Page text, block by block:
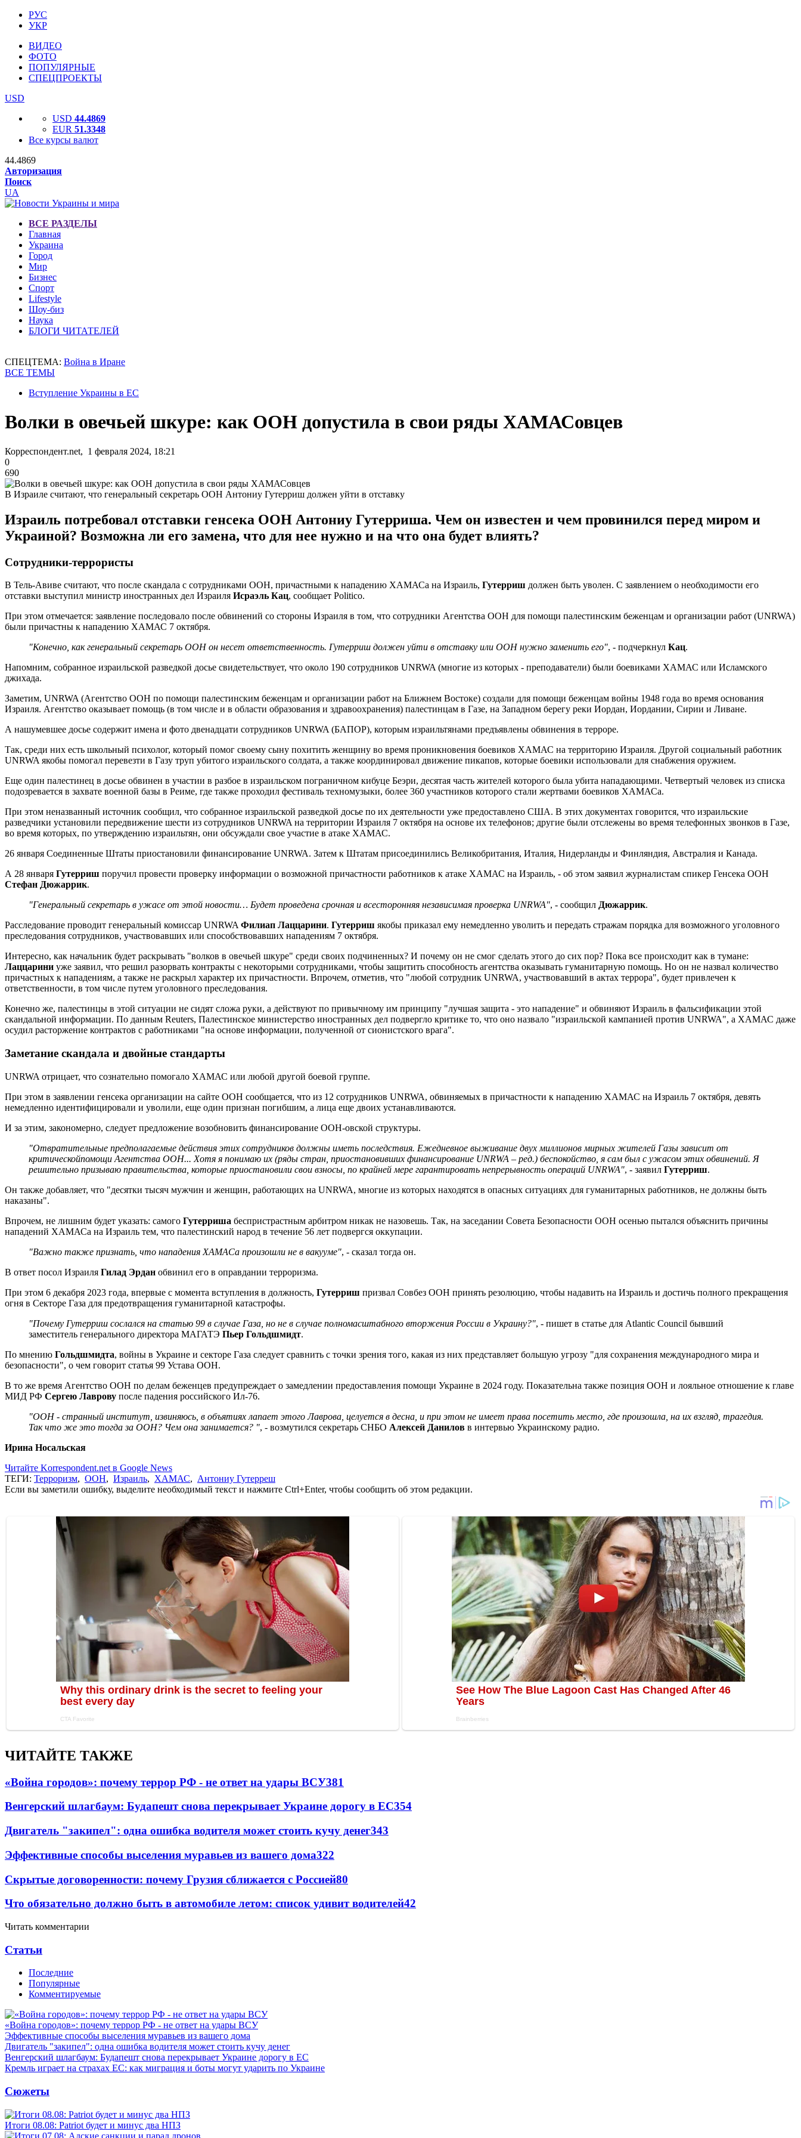
РУС
УКР
ВИДЕО
ФОТО
ПОПУЛЯРНЫЕ
СПЕЦПРОЕКТЫ
USD
USD 44.4869
EUR 51.3348
Все курсы валют
44.4869
Авторизация
Поиск
UA
ВСЕ РАЗДЕЛЫ
Главная
Украина
Город
Мир
Бизнес
Спорт
Lifestyle
Шоу-биз
Наука
БЛОГИ ЧИТАТЕЛЕЙ
СПЕЦТЕМА: Война в Иране
ВСЕ ТЕМЫ
Вступление Украины в ЕС
Волки в овечьей шкуре: как ООН допустила в свои ряды ХАМАСовцев
Корреспондент.net, 1 февраля 2024, 18:21
0
690
В Израиле считают, что генеральный секретарь ООН Антониу Гутерриш должен уйти в отставку
Израиль потребовал отставки генсека ООН Антониу Гутерриша. Чем он известен и чем провинился перед миром и
Украиной? Возможна ли его замена, что для нее нужно и на что она будет влиять?
Сотрудники-террористы
В Тель-Авиве считают, что после скандала с сотрудниками ООН, причастными к нападению ХАМАСа на Израиль, Гутерриш должен быть уволен. С заявлением о необходимости его
отставки выступил министр иностранных дел Израиля Исраэль Кац, сообщает Politico.
При этом отмечается: заявление последовало после обвинений со стороны Израиля в том, что сотрудники Агентства ООН для помощи палестинским беженцам и организации работ (UNRWA)
были причастны к нападению ХАМАС 7 октября.
"Конечно, как генеральный секретарь ООН он несет ответственность. Гутерриш должен уйти в отставку или ООНнужно заменить его", - подчеркнул Кац.
Напомним, собранное израильской разведкой досье свидетельствует, что около 190 сотрудников UNRWA (многие из которых - преподаватели) были боевиками ХАМАС или Исламского
джихада.
Заметим, UNRWA (Агентство ООН по помощи палестинским беженцам и организации работ на Ближнем Востоке) создали для помощи беженцам войны 1948 года во время основания
Израиля. Агентство оказывает помощь (в том числе и в области образования и здравоохранения) палестинцам в Газе, на Западном берегу реки Иордан, Иордании, Сирии и Ливане.
А нашумевшее досье содержит имена и фото двенадцати сотрудников UNRWA (БАПОР), которым израильтянами предъявлены обвинения в терроре.
Так, среди них есть школьный психолог, который помог своему сыну похитить женщину во время проникновения боевиков ХАМАС на территорию Израиля. Другой социальный работник
UNRWA якобы помогал перевезти в Газу труп убитого израильского солдата, а также координировал движение пикапов, которые боевики использовали для снабжения оружием.
Еще один палестинец в досье обвинен в участии в разбое в израильском пограничном кибуце Беэри, десятая часть жителей которого была убита нападающими. Четвертый человек из списка
подозревается в захвате военной базы в Реиме, где также проходил фестиваль техномузыки, более 360 участников которого стали жертвами боевиков ХАМАСа.
При этом неназванный источник сообщил, что собранное израильской разведкой досье по их деятельности уже предоставлено США. В этих документах говорится, что израильские
разведчики установили передвижение шести из сотрудников UNRWA на территории Израиля 7 октября на основе их телефонов; другие были отслежены во время телефонных звонков в Газе,
во время которых, по утверждению израильтян, они обсуждали свое участие в атаке ХАМАС.
26 января Соединенные Штаты приостановили финансирование UNRWA. Затем к Штатам присоединились Великобритания, Италия, Нидерланды и Финляндия, Австралия и Канада.
А 28 января Гутерриш поручил провести проверку информации о возможной причастности работников к атаке ХАМАС на Израиль, - об этом заявил журналистам спикер Генсека ООН
Стефан Дюжаррик.
"Генеральный секретарь в ужасе от этой новости… Будет проведена срочная и всесторонняя независимая проверка UNRWA", - сообщил Дюжаррик.
Расследование проводит генеральный комиссар UNRWAФилиап Лаццарини. Гутерриш якобы приказал ему немедленно уволить и передать стражам порядка для возможного уголовного
преследования сотрудников, участвовавших или способствовавших нападениям 7 октября.
Интересно, как начальник будет раскрывать "волков в овечьей шкуре" среди своих подчиненных? И почему он не смог сделать этого до сих пор? Пока все происходит как в тумане:
Лаццарини уже заявил, что решил разорвать контракты с некоторыми сотрудниками, чтобы защитить способность агентства оказывать гуманитарную помощь. Но он не назвал количество
причастных к нападениям, а также не раскрыл характер их причастности. Впрочем, отметив, что "любой сотрудник UNRWA, участвовавший в актах террора", будет привлечен к
ответственности, в том числе путем уголовного преследования.
Конечно же, палестинцы в этой ситуации не сидят сложа руки, а действуют по привычному им принципу "лучшая защита - это нападение" и обвиняют Израиль в фальсификации этой
скандальной информации. По данным Reuters, Палестинское министерство иностранных дел подвергло критике то, что оно назвало "израильской кампанией против UNRWA", а ХАМАС даже
осудил расторжение контрактов с работниками "на основе информации, полученной от сионистского врага".
Заметание скандала и двойные стандарты
UNRWA отрицает, что сознательно помогало ХАМАС или любой другой боевой группе.
При этом в заявлении генсека организации на сайте ООН сообщается, что из 12 сотрудников UNRWA, обвиняемых в причастности к нападению ХАМАС на Израиль 7 октября, девять
немедленно идентифицировали и уволили, еще один признан погибшим, а лица еще двоих устанавливаются.
И за этим, закономерно, следует предложение возобновить финансирование ООН-овской структуры.
"Отвратительные предполагаемые действия этих сотрудников должны иметь последствия. Ежедневное выживание двух миллионов мирных жителей Газы зависит от
критическойпомощи Агентства ООН... Хотя я понимаю их (ряды стран, приостановивших финансирование UNRWA – ред.) беспокойство, я сам был с ужасом этих обвинений. Я
решительно призываю правительства, которые приостановили свои взносы, по крайней мере гарантировать непрерывность операций UNRWA", - заявил Гутерриш.
Он также добавляет, что "десятки тысяч мужчин и женщин, работающих на UNRWA, многие из которых находятся в опасных ситуациях для гуманитарных работников, не должны быть
наказаны".
Впрочем, не лишним будет указать: самого Гутерриша беспристрастным арбитром никак не назовешь. Так, на заседании Совета Безопасности ООН осенью пытался объяснить причины
нападений ХАМАСа на Израиль тем, что палестинский народ в течение 56 лет подвергся оккупации.
"Важно также признать, что нападения ХАМАСа произошли не в вакууме", - сказал тогда он.
В ответ посол Израиля Гилад Эрдан обвинил его в оправдании терроризма.
При этом 6 декабря 2023 года, впервые с момента вступления в должность, Гутерриш призвал Совбез ООН принять резолюцию, чтобы надавить на Израиль и достичь полного прекращения
огня в Секторе Газа для предотвращения гуманитарной катастрофы.
"Почему Гутерриш сослался на статью 99 в случае Газа, но не в случае полномасштабного вторжения России в Украину?", - пишет в статье для Atlantic Council бывший
заместитель генерального директора МАГАТЭ Пьер Гольдшмидт.
По мнению Гольдшмидта, войны в Украине и секторе Газа следует сравнить с точки зрения того, какая из них представляет большую угрозу "для сохранения международного мира и
безопасности", о чем говорит статья 99 Устава ООН.
В то же время Агентство ООН по делам беженцев предупреждает о замедлении предоставления помощи Украине в 2024 году. Показательна также позиция ООН и лояльное отношение к главе
МИД РФ Сергею Лаврову после падения российского Ил-76.
"ООН - странный институт, извиняюсь, в объятиях лапает этого Лаврова, целуется в десна, и при этом не имеет права посетить место, где произошла, на их взгляд, трагедия.
Так что же это тогда за ООН? Чем она занимается? ", - возмутился секретарь СНБО Алексей Данилов в интервью Украинскому радио.
Ирина Носальская
Читайте Korrespondent.net в Google News
ТЕГИ: Терроризм, ООН, Израиль, ХАМАС, Антониу Гутерреш
Если вы заметили ошибку, выделите необходимый текст и нажмите Ctrl+Enter, чтобы сообщить об этом редакции.
ЧИТАЙТЕ ТАКЖЕ
«Война городов»: почему террор РФ - не ответ на удары ВСУ381
Венгерский шлагбаум: Будапешт снова перекрывает Украине дорогу в ЕС354
Двигатель "закипел": одна ошибка водителя может стоить кучу денег343
Эффективные способы выселения муравьев из вашего дома322
Скрытые договоренности: почему Грузия сближается с Россией80
Что обязательно должно быть в автомобиле летом: список удивит водителей42
Читать комментарии
Статьи
Последние
Популярные
Комментируемые
«Война городов»: почему террор РФ - не ответ на удары ВСУ
Эффективные способы выселения муравьев из вашего дома
Двигатель "закипел": одна ошибка водителя может стоить кучу денег
Венгерский шлагбаум: Будапешт снова перекрывает Украине дорогу в ЕС
Кремль играет на страхах ЕС: как миграция и боты могут ударить по Украине
Сюжеты
Итоги 08.08: Patriot будет и минус два НПЗ